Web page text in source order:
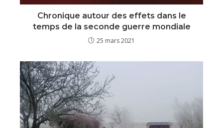
Chronique autour des effets dans le
temps de la seconde guerre mondiale
25 mars 2021